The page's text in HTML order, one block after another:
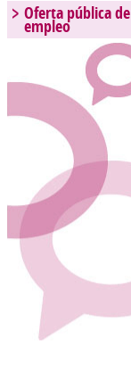
Oferta pública de
empleo